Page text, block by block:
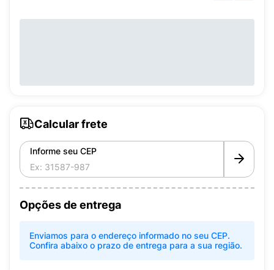
Calcular frete
Informe seu CEP
Opções de entrega
Enviamos para o endereço informado no seu CEP.
Confira abaixo o prazo de entrega para a sua região.